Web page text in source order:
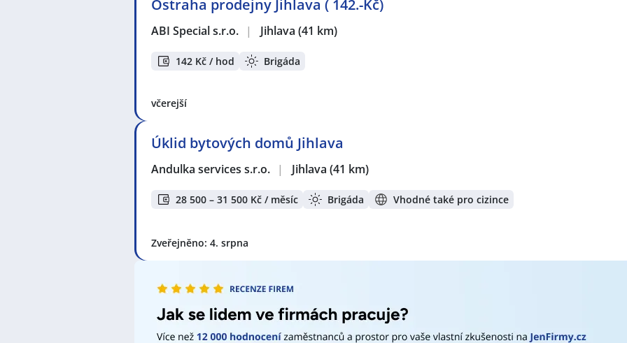
Ostraha prodejny Jihlava ( 142.-Kč)
ABI Special s.r.o. | Jihlava (41 km)
142 Kč / hod Brigáda
včerejší
Úklid bytových domů Jihlava
Andulka services s.r.o. | Jihlava (41 km)
28 500 – 31 500 Kč / měsíc Brigáda Vhodné také pro cizince
Zveřejněno: 4. srpna